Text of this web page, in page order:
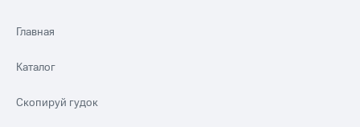
Главная
Каталог
Скопируй гудок